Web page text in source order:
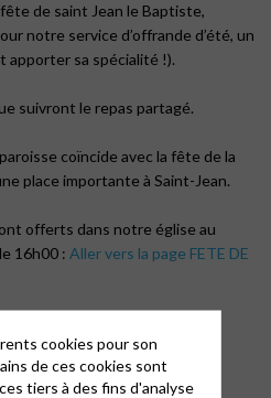
de saint Jean le Baptiste,
notre service d’offrande d’été, un
apporter sa spécialité !).
suivront le repas partagé.
coïncide avec la fête de la
place importante à Saint-Jean.
offerts dans notre église au
16h00 : Aller vers la page FETE DE
cookies pour son
de ces cookies sont
tiers à des fins d'analyse